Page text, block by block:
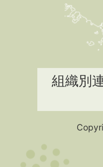
組織別